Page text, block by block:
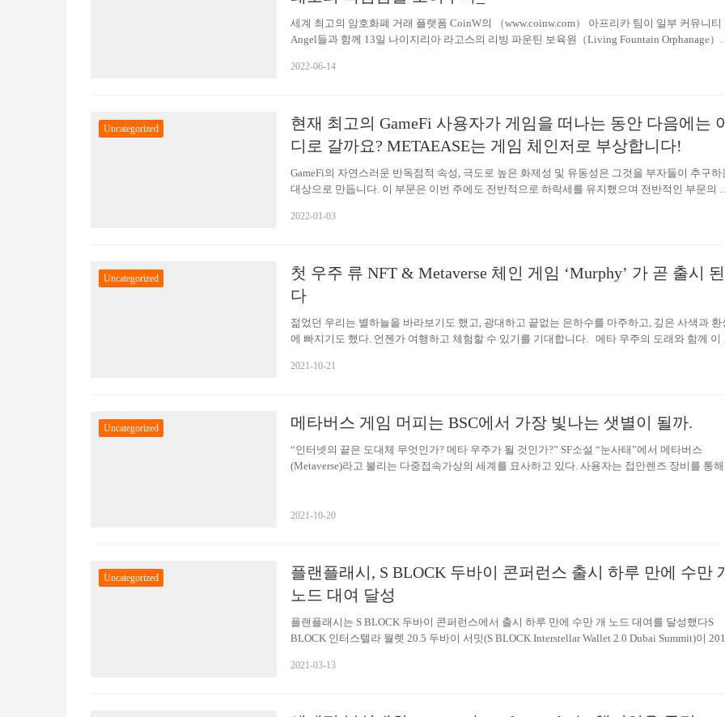
세계 최고의 암호화폐 거래 플랫폼 CoinW의 （www.coinw.com） 아프리카 팀이 일부 커뮤니티
Angel들과 함께 13일 나이지리아 라고스의 리빙 파운틴 보육원（Living Fountain Orphanage）
카 빈곤문제를 심화시켰다 코로나로 인한 경제적 충격이 빈곤과 기아 문제를 심화시키면서 개
보고서>에 따르면 코로나 여파로 나이지리아 빈곤율이 상승해 2022년 말에는 신규 빈곤인구수
500만 명을 초과하여, 총 빈곤 인원수는 9,510만 명에 달했다고 합니다. …
2022-06-14
Uncategorized
현재 최고의 GameFi 사용자가 게임을 떠나는 동안 다음에는
디로 갈까요? METAEASE는 게임 체인저로 부상합니다!
GameFi의 자연스러운 반독점적 속성, 극도로 높은 화제성 및 유동성은 그것을 부자들이 추구하
대상으로 만듭니다. 이 부문은 이번 주에도 전반적으로 하락세를 유지했으며 전반적인 부문의
다. GameFi 산업이 침체기에 있다는 것은 의심의 여지가 없으며, 유례없는 시장 환경과 많은 사
목표가 되었습니다. 일반적인 환경의 영향을 받지 않고 조류에 맞서 수영하기 위해서는 먼저 다
문제를…
2022-01-03
Uncategorized
첫 우주 류 NFT & Metaverse 체인 게임 ‘Murphy’ 가 곧 출시 된
다
젊었던 우리는 별하늘을 바라보기도 했고, 광대하고 끝없는 은하수를 마주하고, 깊은 사색과 환
에 빠지기도 했다. 언젠가 여행하고 체험할 수 있기를 기대합니다. 메타 우주의 도래와 함께 이
(Crypto Fans Meeting)’은 블록체인 상에서 작동하는 최초의 메타 우주 게임인 ‘머피(Murphy)’
부합하는 메타 코스모스 생태계를 조성하고자 한다. 플레이어는 머피에서 멋진 메타 우주의…
2021-10-21
Uncategorized 메타버스 게임 머피는 BSC에서 가장 빛나는 샛별이 될까.
“인터넷의 끝은 도대체 무엇인가? 메타 우주가 될 것인가?” SF소설 “눈사태”에서 메타버스
(Metaverse)라고 불리는 다중접속가상의 세계를 묘사하고 있다. 사용자는 접안렌즈 장비를 통
협회 글로벌 멀티미디어 협의체”에서 제정한다. 개발자는 토지의 개발 허가증을 구입해야 한다
것을…
2021-10-20
Uncategorized
플랜플래시, S BLOCK 두바이 콘퍼런스 출시 하루 만에 수만
노드 대여 달성
플랜플래시는 S BLOCK 두바이 콘퍼런스에서 출시 하루 만에 수만 개 노드 대여를 달성했다S
BLOCK 인터스텔라 월렛 20.5 두바이 서밋(S BLOCK Interstellar Wallet 2.0 Dubai Summit)이
의 세계적인 전문가 및 선도자 30여명, 수십 개의 명망 있는 언론 매체와 투자 기관, 4000여명의
2021-03-13